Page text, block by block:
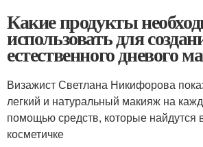
Какие продукты
использовать для
естественного дневого
Визажист Светлана Никифорова
легкий и натуральный макияж на
помощью средств, которые найдутся
косметичке